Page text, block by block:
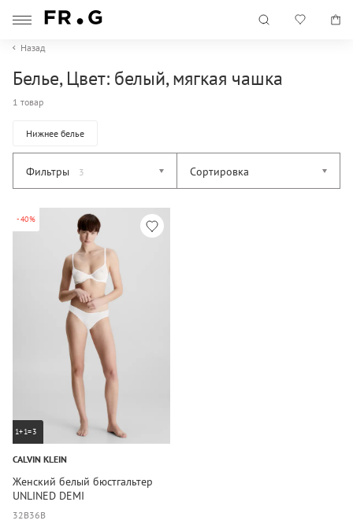
Назад
Белье, Цвет: белый, мягкая чашка
1 товар
Нижнее белье
Фильтры 3 Сортировка
-40%
1+1=3
CALVIN KLEIN
Женский белый бюстгальтер
UNLINED DEMI
32B36B